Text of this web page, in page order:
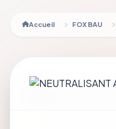
Accueil FOX BAU